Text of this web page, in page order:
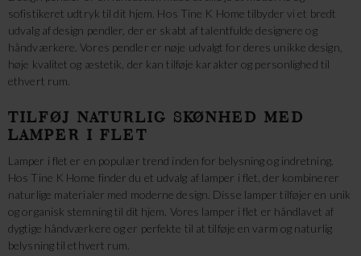
sofistikeret udtryk til dit hjem. Hos Tine K Home tilbyder vi et bredt
udvalg af design pendler, der er skabt af talentfulde designere og
håndværkere. Vores pendler er nøje udvalgt for deres unikke design,
høje kvalitet og æstetik, der kan tilføje karakter og personlighed til
ethvert rum.
TILFØJ NATURLIG SKØNHED MED
LAMPER I FLET
Lamper i flet er en populær trend inden for belysning og indretning.
Hos Tine K Home finder du et udvalg af lamper i flet, der kombinerer
naturlige materialer med moderne design. Disse lamper tilføjer en unik
og organisk stemning til dit hjem. Vores lamper i flet er håndlavet af
dygtige håndværkere og er perfekte til at tilføje en varm og naturlig
belysning til ethvert rum.